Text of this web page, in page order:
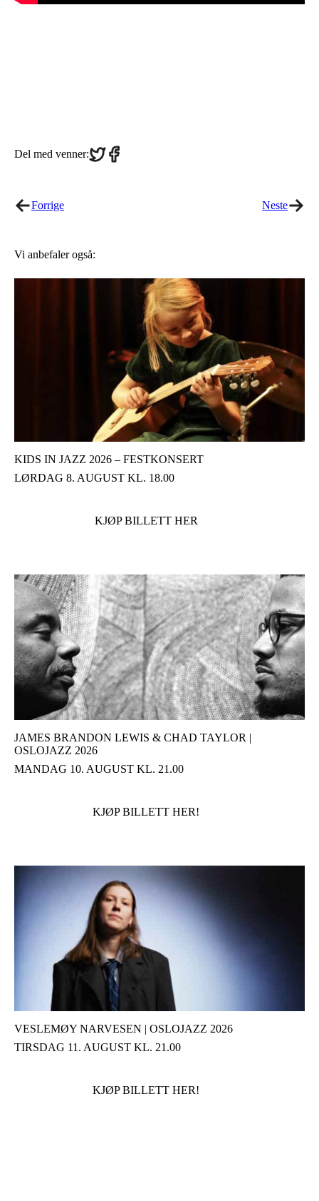
Del med venner:Share
on
Share
on
Forrige Neste
Vi anbefaler også:
KIDS IN JAZZ 2026 – FESTKONSERT
LØRDAG 8. AUGUST KL. 18.00
KJØP BILLETT HER
JAMES BRANDON LEWIS & CHAD TAYLOR |
OSLOJAZZ 2026
MANDAG 10. AUGUST KL. 21.00
KJØP BILLETT HER!
VESLEMØY NARVESEN | OSLOJAZZ 2026
TIRSDAG 11. AUGUST KL. 21.00
KJØP BILLETT HER!